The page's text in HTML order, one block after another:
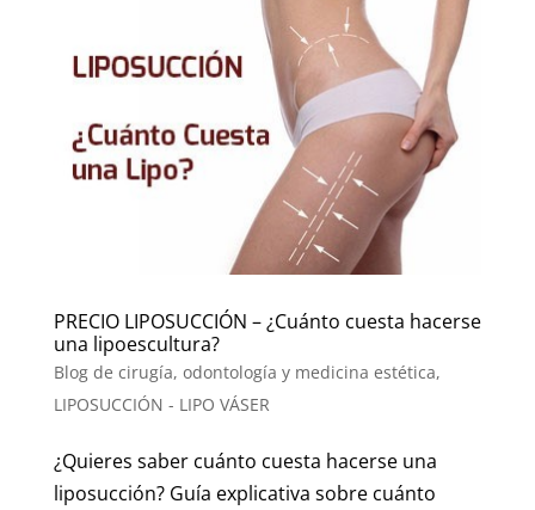
PRECIO LIPOSUCCIÓN – ¿Cuánto cuesta hacerse
una lipoescultura?
Blog de cirugía, odontología y medicina estética,
LIPOSUCCIÓN - LIPO VÁSER
¿Quieres saber cuánto cuesta hacerse una
liposucción? Guía explicativa sobre cuánto